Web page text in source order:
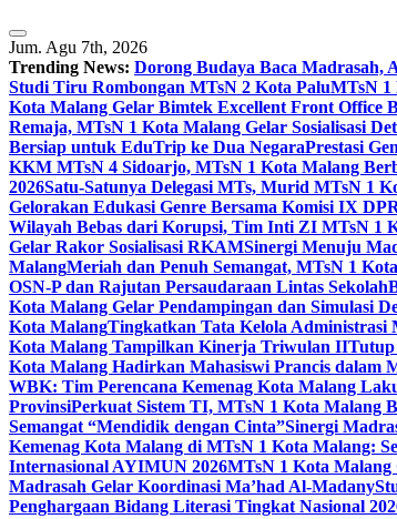
Jum. Agu 7th, 2026
Trending News: Dorong Budaya Baca Madrasah,
Studi Tiru Rombongan MTsN 2 Kota PaluMTsN 1
Kota Malang Gelar Bimtek Excellent Front Office
Remaja, MTsN 1 Kota Malang Gelar Sosialisasi
Bersiap untuk EduTrip ke Dua NegaraPrestasi
KKM MTsN 4 Sidoarjo, MTsN 1 Kota Malang
2026Satu-Satunya Delegasi MTs, Murid MTsN 1
Gelorakan Edukasi Genre Bersama Komisi IX
Wilayah Bebas dari Korupsi, Tim Inti ZI MTsN 1
Gelar Rakor Sosialisasi RKAMSinergi Menuju
MalangMeriah dan Penuh Semangat, MTsN 1
OSN-P dan Rajutan Persaudaraan Lintas Sekolah
Kota Malang Gelar Pendampingan dan Simulasi
Kota MalangTingkatkan Tata Kelola Administrasi
Kota Malang Tampilkan Kinerja Triwulan II
Kota Malang Hadirkan Mahasiswi Prancis dalam
WBK: Tim Perencana Kemenag Kota Malang
ProvinsiPerkuat Sistem TI, MTsN 1 Kota
Semangat “Mendidik dengan Cinta”Sinergi
Kemenag Kota Malang di MTsN 1 Kota Malang:
Internasional AYIMUN 2026MTsN 1 Kota
Madrasah Gelar Koordinasi Ma’had Al-Madany
Penghargaan Bidang Literasi Tingkat Nasional